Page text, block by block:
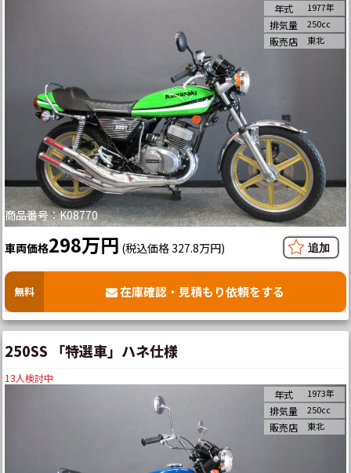
商品番号：K08770
年式 1977年
排気量 250cc
販売店 東北
車両価格298万円 (税込価格 327.8万円)
無料 在庫確認・見積もり依頼をする
250SS 「特選車」ハネ仕様
13人検討中
年式 1973年
排気量 250cc
販売店 東北